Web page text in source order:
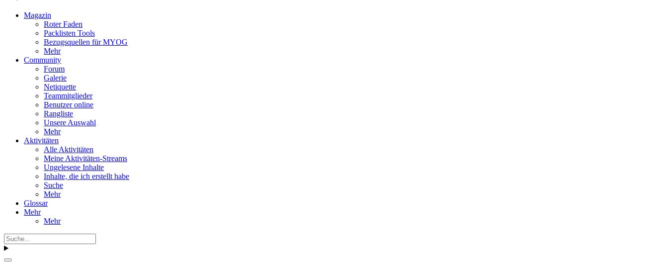
Magazin
Roter Faden
Packlisten Tools
Bezugsquellen für MYOG
Mehr
Community
Forum
Galerie
Netiquette
Teammitglieder
Benutzer online
Rangliste
Unsere Auswahl
Mehr
Aktivitäten
Alle Aktivitäten
Meine Aktivitäten-Streams
Ungelesene Inhalte
Inhalte, die ich erstellt habe
Suche
Mehr
Glossar
Mehr
Mehr